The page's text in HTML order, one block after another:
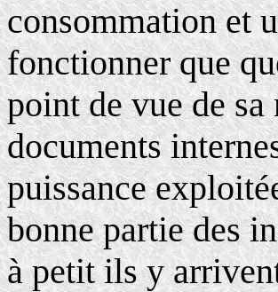
consommation et
fonctionner que
point de vue de
documents
puissance
bonne partie des
à petit ils y